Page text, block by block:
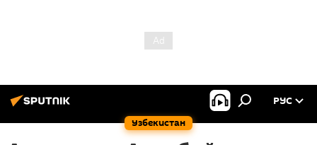
Узбекистан
РУС